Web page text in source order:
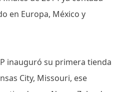
en Europa, México y
inauguró su primera tienda
City, Missouri, ese